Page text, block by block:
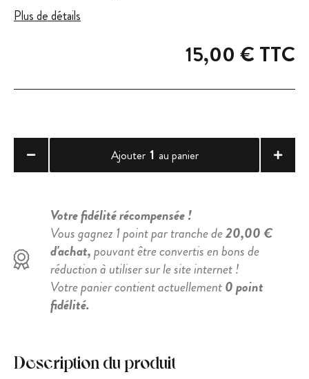
Plus de détails
15,00 € TTC
Ajouter 1 au panier
Votre fidélité récompensée !
Vous gagnez 1 point par tranche de20,00 €
d'achat,pouvant être convertis en bons de
réduction à utiliser sur le site internet !
Votre panier contient actuellement0 point
fidélité.
Description du produit